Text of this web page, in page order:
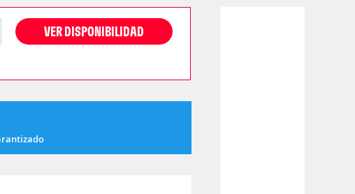
VER DISPONIBILIDAD